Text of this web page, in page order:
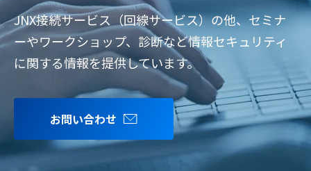
JNX接続サービス（回線サービス）の他、セミナ
ーやワークショップ、診断など情報セキュリティ
に関する情報を提供しています。
お問い合わせ